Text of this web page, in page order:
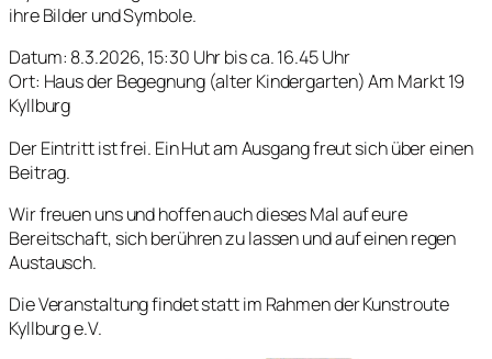
ihre Bilder und Symbole.
Datum: 8.3.2026, 15:30 Uhr bis ca. 16.45 Uhr
Ort: Haus der Begegnung (alter Kindergarten) Am Markt 19
Kyllburg
Der Eintritt ist frei. Ein Hut am Ausgang freut sich über einen
Beitrag.
Wir freuen uns und hoffen auch dieses Mal auf eure
Bereitschaft, sich berühren zu lassen und auf einen regen
Austausch.
Die Veranstaltung findet statt im Rahmen der Kunstroute
Kyllburg e.V.